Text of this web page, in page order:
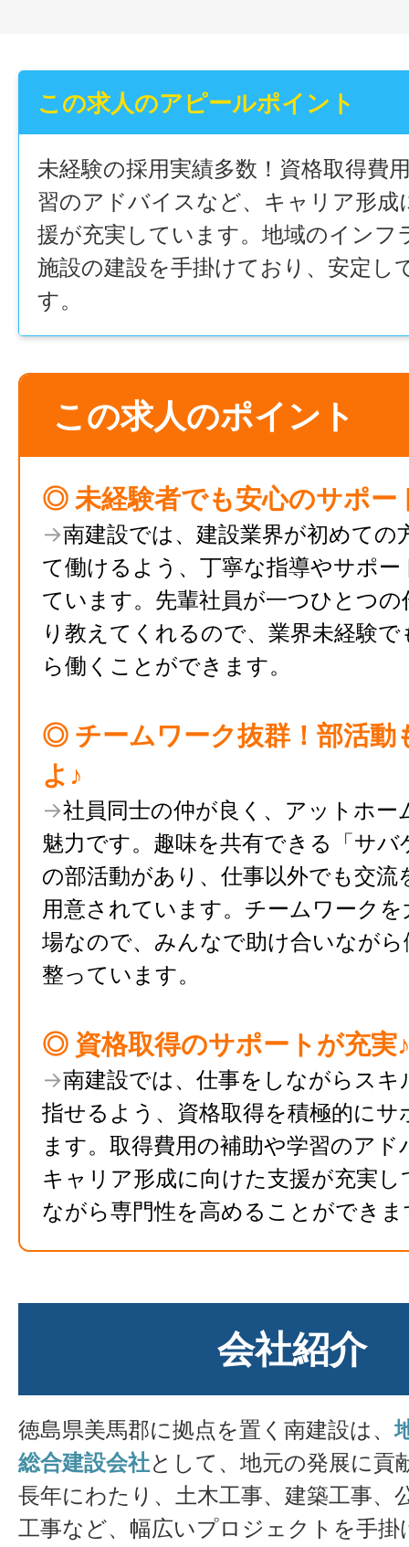
この求人のアピールポイント
未経験の採用実績多数！資格取得費
習のアドバイスなど、キャリア形成
援が充実しています。地域のインフ
施設の建設を手掛けており、安定し
す。
この求人のポイント
◎ 未経験者でも安心のサポー
→南建設では、建設業界が初めての
て働けるよう、丁寧な指導やサポー
ています。先輩社員が一つひとつ
り教えてくれるので、業界未経験
ら働くことができます。
◎ チームワーク抜群！部活動
よ♪
→社員同士の仲が良く、アットホー
魅力です。趣味を共有できる「サバ
の部活動があり、仕事以外でも交流
用意されています。チームワーク
場なので、みんなで助け合いなが
整っています。
◎ 資格取得のサポートが充実
→南建設では、仕事をしながらスキ
指せるよう、資格取得を積極的にサ
ます。取得費用の補助や学習のア
キャリア形成に向けた支援が充実
ながら専門性を高めることができま
会社紹介
徳島県美馬郡に拠点を置く南建設は、
総合建設会社として、地元の発展に貢
長年にわたり、土木工事、建築工事、
工事など、幅広いプロジェクトを手掛